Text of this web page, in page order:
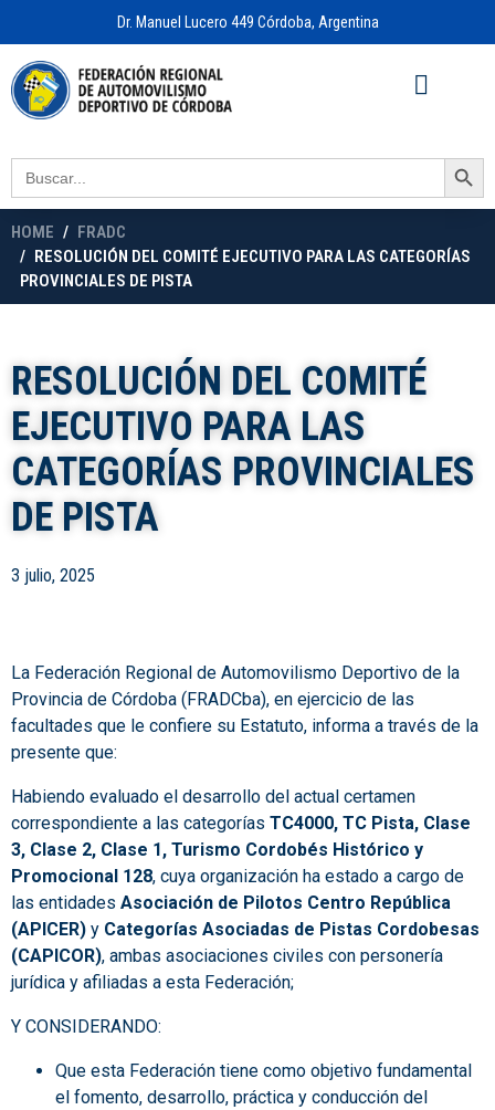
Dr. Manuel Lucero 449 Córdoba, Argentina
Search
for:
Search Button
HOME
FRADC
RESOLUCIÓN DEL COMITÉ EJECUTIVO PARA LAS CATEGORÍAS
PROVINCIALES DE PISTA
RESOLUCIÓN DEL COMITÉ
EJECUTIVO PARA LAS
CATEGORÍAS PROVINCIALES
DE PISTA
3 julio, 2025
La Federación Regional de Automovilismo Deportivo de la
Provincia de Córdoba (FRADCba), en ejercicio de las
facultades que le confiere su Estatuto, informa a través de la
presente que:
Habiendo evaluado el desarrollo del actual certamen
correspondiente a las categorías TC4000, TC Pista, Clase
3, Clase 2, Clase 1, Turismo Cordobés Histórico y
Promocional 128, cuya organización ha estado a cargo de
las entidades Asociación de Pilotos Centro República
(APICER) y Categorías Asociadas de Pistas Cordobesas
(CAPICOR), ambas asociaciones civiles con personería
jurídica y afiliadas a esta Federación;
Y CONSIDERANDO:
Que esta Federación tiene como objetivo fundamental
el fomento, desarrollo, práctica y conducción del